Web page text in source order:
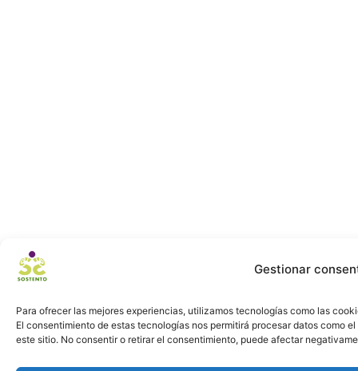
Gestionar
Para ofrecer las mejores experiencias, utilizamos tecnologías como las
El consentimiento de estas tecnologías nos permitirá procesar datos como
este sitio. No consentir o retirar el consentimiento, puede afectar